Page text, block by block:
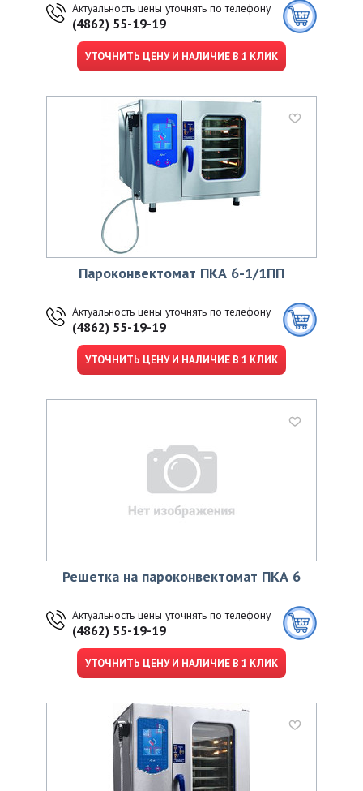
Актуальность цены уточнять по телефону
(4862) 55-19-19
УТОЧНИТЬ ЦЕНУ И НАЛИЧИЕ В 1 КЛИК
Пароконвектомат ПКА 6-1/1ПП
Актуальность цены уточнять по телефону
(4862) 55-19-19
УТОЧНИТЬ ЦЕНУ И НАЛИЧИЕ В 1 КЛИК
Решетка на пароконвектомат ПКА 6
Актуальность цены уточнять по телефону
(4862) 55-19-19
УТОЧНИТЬ ЦЕНУ И НАЛИЧИЕ В 1 КЛИК